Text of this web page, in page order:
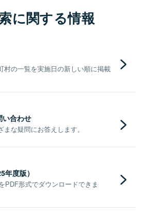
に関する情報
村の一覧を実施日の新しい順に掲載
い合わせ
な疑問にお答えします。
度版）
PDF形式でダウンロードできま